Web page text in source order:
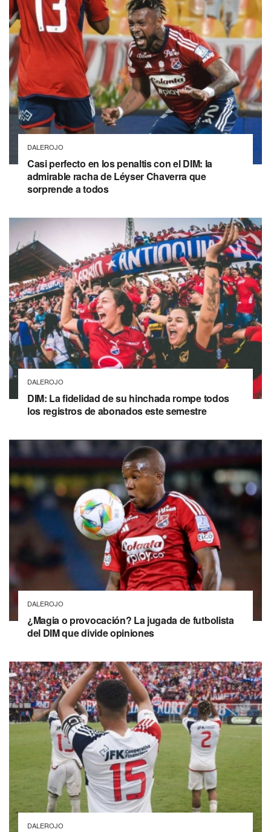
DALEROJO
Casi perfecto en los penaltis con el DIM: la
admirable racha de Léyser Chaverra que
sorprende a todos
DALEROJO
DIM: La fidelidad de su hinchada rompe todos
los registros de abonados este semestre
DALEROJO
¿Magia o provocación? La jugada de futbolista
del DIM que divide opiniones
DALEROJO